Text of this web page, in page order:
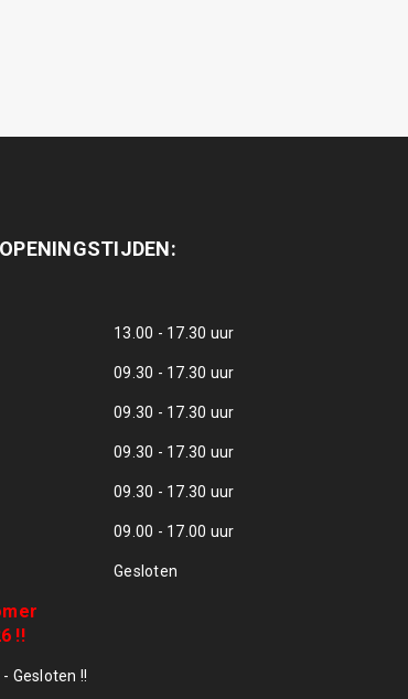
13.00 - 17.30 uur
09.30 - 17.30 uur
09.30 - 17.30 uur
09.30 - 17.30 uur
09.30 - 17.30 uur
09.00 - 17.00 uur
Gesloten
!!
Gesloten !!